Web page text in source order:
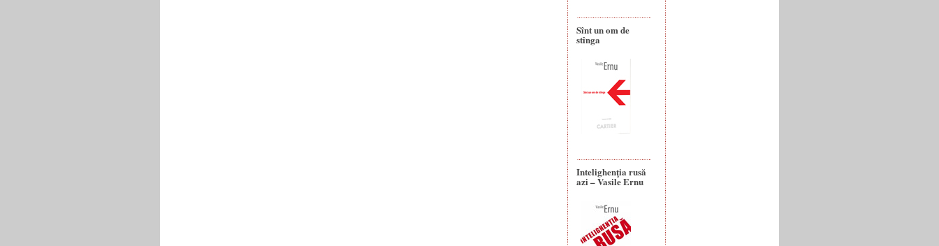
Sînt un om de
stînga
Intelighenţia rusă
azi – Vasile Ernu